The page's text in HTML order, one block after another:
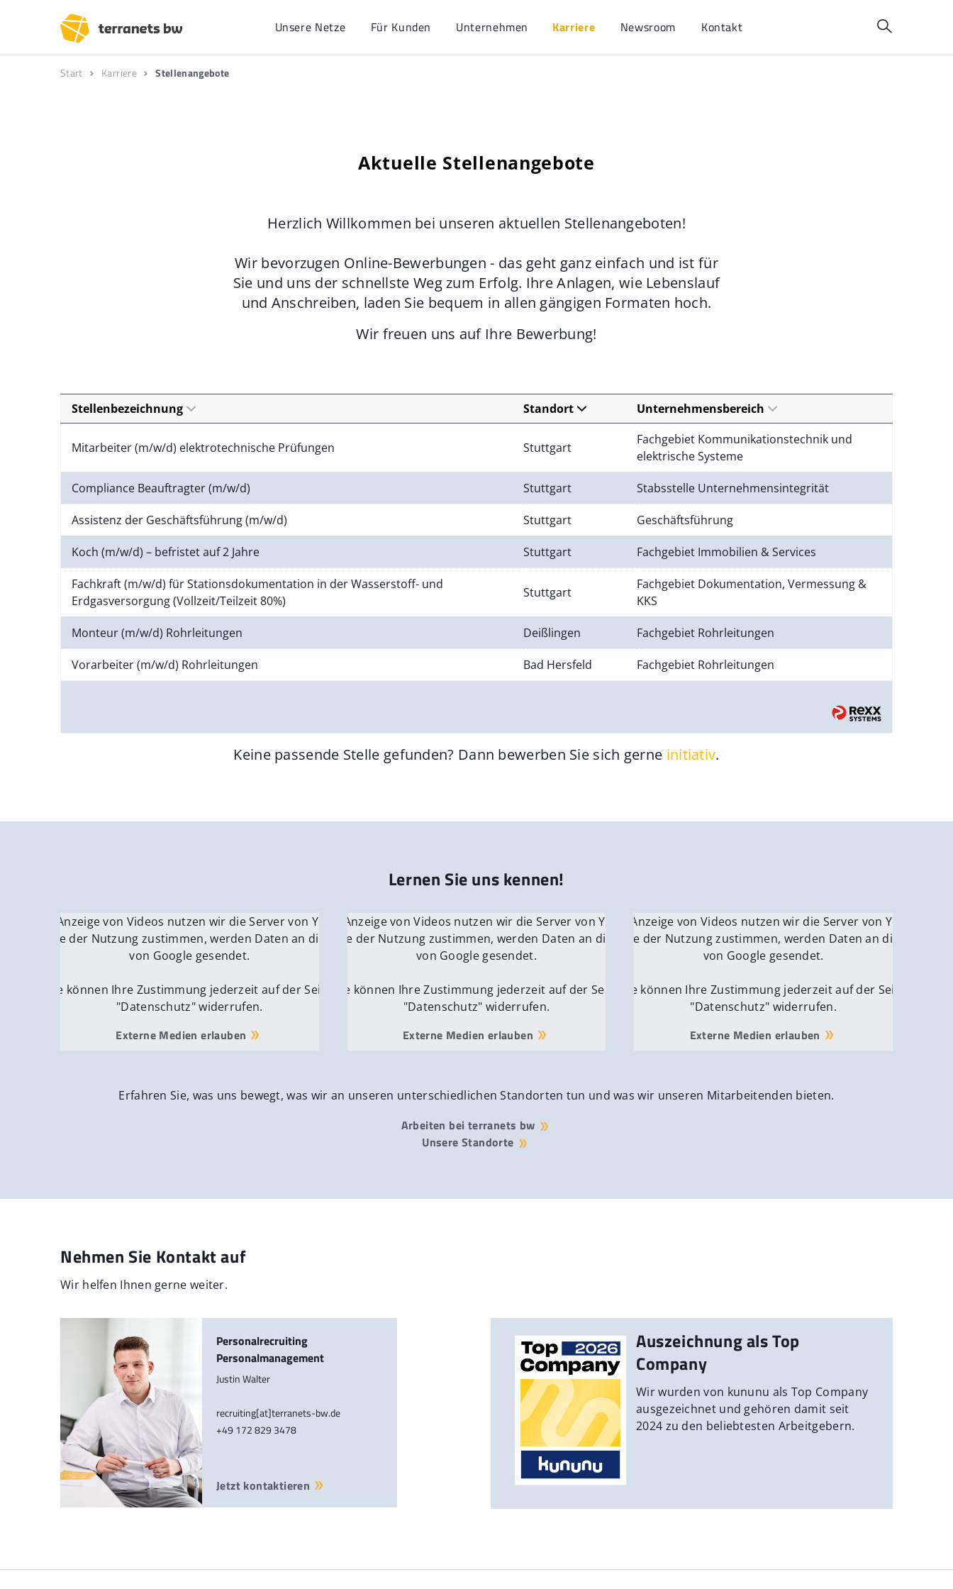
Unsere Netze Für Kunden Unternehmen Karriere Newsroom Kontakt
Start Karriere Stellenangebote
Aktuelle Stellenangebote
Herzlich Willkommen bei unseren aktuellen Stellenangeboten!
Wir bevorzugen Online-Bewerbungen - das geht ganz einfach und ist für
Sie und uns der schnellste Weg zum Erfolg. Ihre Anlagen, wie Lebenslauf
und Anschreiben, laden Sie bequem in allen gängigen Formaten hoch.
Wir freuen uns auf Ihre Bewerbung!
Stellenbezeichnung Standort Unternehmensbereich
Mitarbeiter (m/w/d) elektrotechnische Prüfungen Stuttgart
Fachgebiet Kommunikationstechnik und
elektrische Systeme
Compliance Beauftragter (m/w/d) Stuttgart Stabsstelle Unternehmensintegrität
Assistenz der Geschäftsführung (m/w/d) Stuttgart Geschäftsführung
Koch (m/w/d) – befristet auf 2 Jahre Stuttgart Fachgebiet Immobilien & Services
Fachkraft (m/w/d) für Stationsdokumentation in der Wasserstoff- und
Erdgasversorgung (Vollzeit/Teilzeit 80%)
Stuttgart
Fachgebiet Dokumentation, Vermessung &
KKS
Monteur (m/w/d) Rohrleitungen Deißlingen Fachgebiet Rohrleitungen
Vorarbeiter (m/w/d) Rohrleitungen Bad Hersfeld Fachgebiet Rohrleitungen
Keine passende Stelle gefunden? Dann bewerben Sie sich gerne initiativ.
Lernen Sie uns kennen!
Für die Anzeige von Videos nutzen wir die Server von YouTube.
Wenn Sie der Nutzung zustimmen, werden Daten an die Server
von Google gesendet.
Sie können Ihre Zustimmung jederzeit auf der Seite
"Datenschutz" widerrufen.
Externe Medien erlauben
Für die Anzeige von Videos nutzen wir die Server von YouTube.
Wenn Sie der Nutzung zustimmen, werden Daten an die Server
von Google gesendet.
Sie können Ihre Zustimmung jederzeit auf der Seite
"Datenschutz" widerrufen.
Externe Medien erlauben
Für die Anzeige von Videos nutzen wir die Server von YouTube.
Wenn Sie der Nutzung zustimmen, werden Daten an die Server
von Google gesendet.
Sie können Ihre Zustimmung jederzeit auf der Seite
"Datenschutz" widerrufen.
Externe Medien erlauben
Erfahren Sie, was uns bewegt, was wir an unseren unterschiedlichen Standorten tun und was wir unseren Mitarbeitenden bieten.
Arbeiten bei terranets bw
Unsere Standorte
Nehmen Sie Kontakt auf
Wir helfen Ihnen gerne weiter.
Personalrecruiting
Personalmanagement
Justin Walter
recruiting[at]terranets-bw.de
+49 172 829 3478
Jetzt kontaktieren
Auszeichnung als Top
Company
Wir wurden von kununu als Top Company
ausgezeichnet und gehören damit seit
2024 zu den beliebtesten Arbeitgebern.